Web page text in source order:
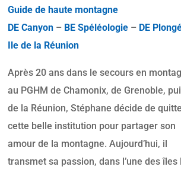
Guide de haute montagne
DE Canyon– BE Spéléologie– DE
Ile de la Réunion
Après 20 ans dans le secours en
au PGHM de Chamonix, de Grenoble,
de la Réunion, Stéphane décide de
cette belle institution pour partager son
amour de la montagne. Aujourd’hui, il
transmet sa passion, dans l’une des îles